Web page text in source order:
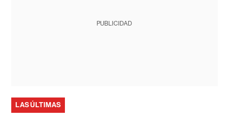
PUBLICIDAD
LAS ÚLTIMAS